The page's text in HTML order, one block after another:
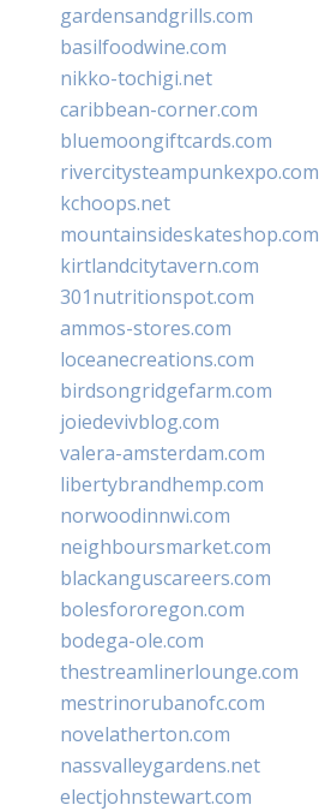
gardensandgrills.com
basilfoodwine.com
nikko-tochigi.net
caribbean-corner.com
bluemoongiftcards.com
rivercitysteampunkexpo.com
kchoops.net
mountainsideskateshop.com
kirtlandcitytavern.com
301nutritionspot.com
ammos-stores.com
loceanecreations.com
birdsongridgefarm.com
joiedevivblog.com
valera-amsterdam.com
libertybrandhemp.com
norwoodinnwi.com
neighboursmarket.com
blackanguscareers.com
bolesfororegon.com
bodega-ole.com
thestreamlinerlounge.com
mestrinorubanofc.com
novelatherton.com
nassvalleygardens.net
electjohnstewart.com